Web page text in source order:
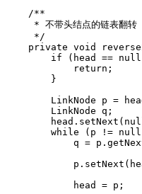
    /**
     * 不带头结点的链表翻转
     */
private void
if (head ==
            return;
        }
LinkNode p =
        LinkNode q;
while (p !=
q =
            head = p;